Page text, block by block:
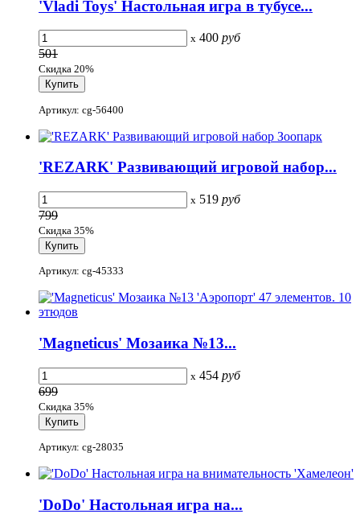
'Vladi Toys' Настольная игра в тубусе...
x 400 руб
501
Скидка 20%
Артикул: cg-56400
'REZARK' Развивающий игровой набор...
x 519 руб
799
Скидка 35%
Артикул: cg-45333
'Magneticus' Мозаика №13...
x 454 руб
699
Скидка 35%
Артикул: cg-28035
'DoDo' Настольная игра на...